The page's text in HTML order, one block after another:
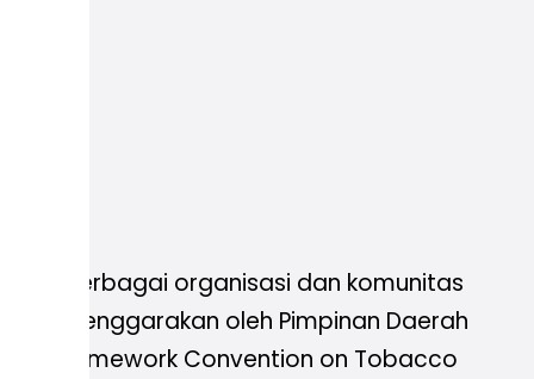
dari berbagai organisasi dan komunitas
diselenggarakan oleh Pimpinan Daerah
Framework Convention on Tobacco